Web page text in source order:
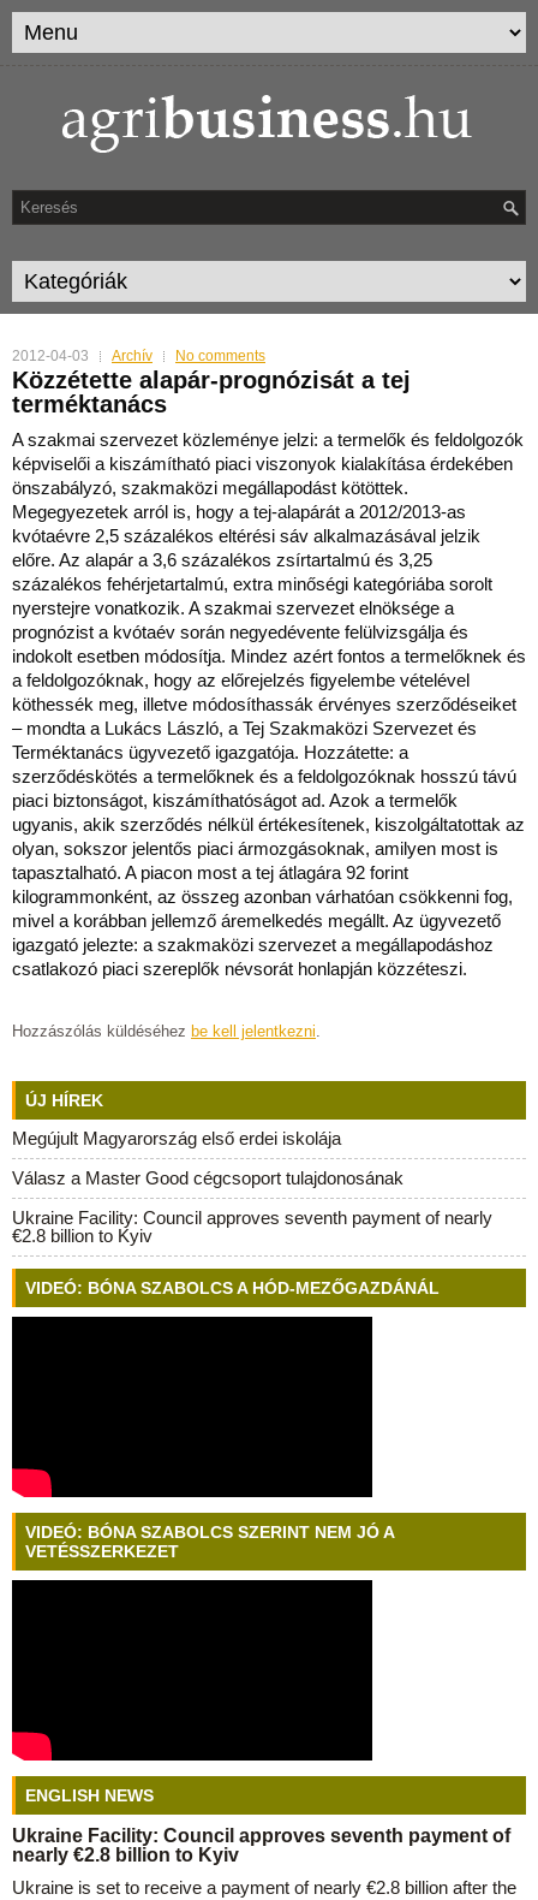
2012-04-03 Archív No comments
Közzétette alapár-prognózisát a tej
terméktanács
A szakmai szervezet közleménye jelzi: a termelők és feldolgozók
képviselői a kiszámítható piaci viszonyok kialakítása érdekében
önszabályzó, szakmaközi megállapodást kötöttek.
Megegyezetek arról is, hogy a tej-alapárát a 2012/2013-as
kvótaévre 2,5 százalékos eltérési sáv alkalmazásával jelzik
előre. Az alapár a 3,6 százalékos zsírtartalmú és 3,25
százalékos fehérjetartalmú, extra minőségi kategóriába sorolt
nyerstejre vonatkozik. A szakmai szervezet elnöksége a
prognózist a kvótaév során negyedévente felülvizsgálja és
indokolt esetben módosítja. Mindez azért fontos a termelőknek és
a feldolgozóknak, hogy az előrejelzés figyelembe vételével
köthessék meg, illetve módosíthassák érvényes szerződéseiket
– mondta a Lukács László, a Tej Szakmaközi Szervezet és
Terméktanács ügyvezető igazgatója. Hozzátette: a
szerződéskötés a termelőknek és a feldolgozóknak hosszú távú
piaci biztonságot, kiszámíthatóságot ad. Azok a termelők
ugyanis, akik szerződés nélkül értékesítenek, kiszolgáltatottak az
olyan, sokszor jelentős piaci ármozgásoknak, amilyen most is
tapasztalható. A piacon most a tej átlagára 92 forint
kilogrammonként, az összeg azonban várhatóan csökkenni fog,
mivel a korábban jellemző áremelkedés megállt. Az ügyvezető
igazgató jelezte: a szakmaközi szervezet a megállapodáshoz
csatlakozó piaci szereplők névsorát honlapján közzéteszi.
Hozzászólás küldéséhez be kell jelentkezni.
ÚJ HÍREK
Megújult Magyarország első erdei iskolája
Válasz a Master Good cégcsoport tulajdonosának
Ukraine Facility: Council approves seventh payment of nearly
€2.8 billion to Kyiv
VIDEÓ: BÓNA SZABOLCS A HÓD-MEZŐGAZDÁNÁL
VIDEÓ: BÓNA SZABOLCS SZERINT NEM JÓ A
VETÉSSZERKEZET
ENGLISH NEWS
Ukraine Facility: Council approves seventh payment of
nearly €2.8 billion to Kyiv
Ukraine is set to receive a payment of nearly €2.8 billion after the